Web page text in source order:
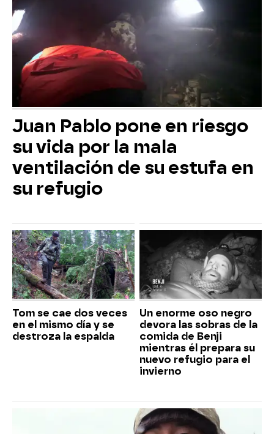
Juan Pablo pone en riesgo
su vida por la mala
ventilación de su estufa en
su refugio
Tom se cae dos veces
en el mismo día y se
destroza la espalda
Un enorme oso negro
devora las sobras de la
comida de Benji
mientras él prepara su
nuevo refugio para el
invierno